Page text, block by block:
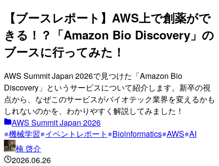
【ブースレポート】AWS上で創薬がで
きる！？「Amazon Bio Discovery」の
ブースに行ってみた！
AWS Summit Japan 2026で見つけた「Amazon Bio
Discovery」というサービスについて紹介します。新卒の視
点から、なぜこのサービスがバイオテック業界を変えるかも
しれないのかを、わかりやすく解説してみました！
AWS Summit Japan 2026
機械学習 イベントレポート Bioinformatics AWS AI
楠 啓介
2026.06.26